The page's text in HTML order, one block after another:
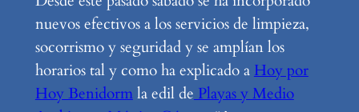
nuevos efectivos a los servicios de limpieza,
socorrismo y seguridad y se amplían los
horarios tal y como ha explicado aHoy por
Hoy Benidormla edil dePlayas y Medio